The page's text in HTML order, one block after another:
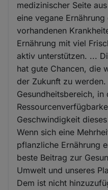
medizinischer Seite
eine vegane
vorhandenen
Ernährung mit viel
aktiv unterstützen. ...
hat gute Chancen, die
der Zukunft zu
Gesundheitsbereich,
Geschwindigkeit
Wenn sich eine
pflanzliche Ernährung
beste Beitrag zur
Umwelt und unseres
Dem ist nicht